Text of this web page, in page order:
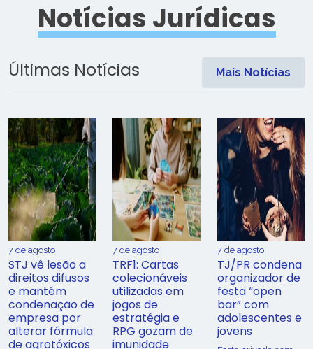
Notícias Jurídicas
Últimas Notícias Mais Notícias
7 de agosto
STJ vê lesão a
direitos difusos
e mantém
condenação de
empresa por
alterar fórmula
de agrotóxicos
7 de agosto
TRF1: Cartas
colecionáveis
utilizadas em
jogos de
estratégia e
RPG gozam de
imunidade
7 de agosto
TJ/PR condena
organizador de
festa “open
bar” com
adolescentes e
jovens